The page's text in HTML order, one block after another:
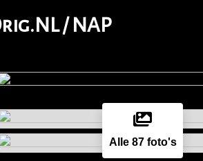
/ NAP
Alle 87 foto's